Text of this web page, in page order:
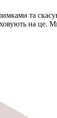
та
на це.